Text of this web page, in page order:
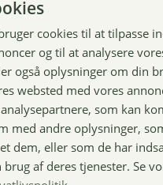
Profile
239,00
cookies til at tilpasse
og til at analysere
også oplysninger om din
websted med vores
som kan
med andre oplysninger,
dem, eller som de har
brug af deres tjenester. Se